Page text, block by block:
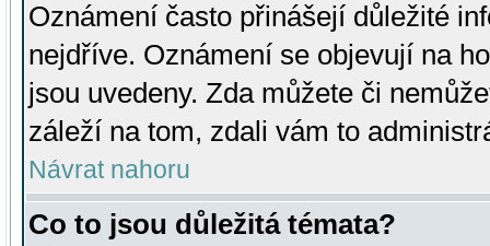
Oznámení často přinášejí důležité
nejdříve. Oznámení se objevují na
jsou uvedeny. Zda můžete či
záleží na tom, zdali vám to
Návrat nahoru
Co to jsou důležitá témata?